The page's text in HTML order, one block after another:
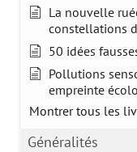
La nouvelle
constellations
50 idées
Pollutions
empreinte
Montrer tous les
Généralités